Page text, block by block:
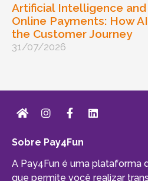
Artificial Intelligence
Online Payments: How
the Customer Journey
31/07/2026
Sobre Pay4Fun
A Pay4Fun é uma plataforma
que permite você realizar